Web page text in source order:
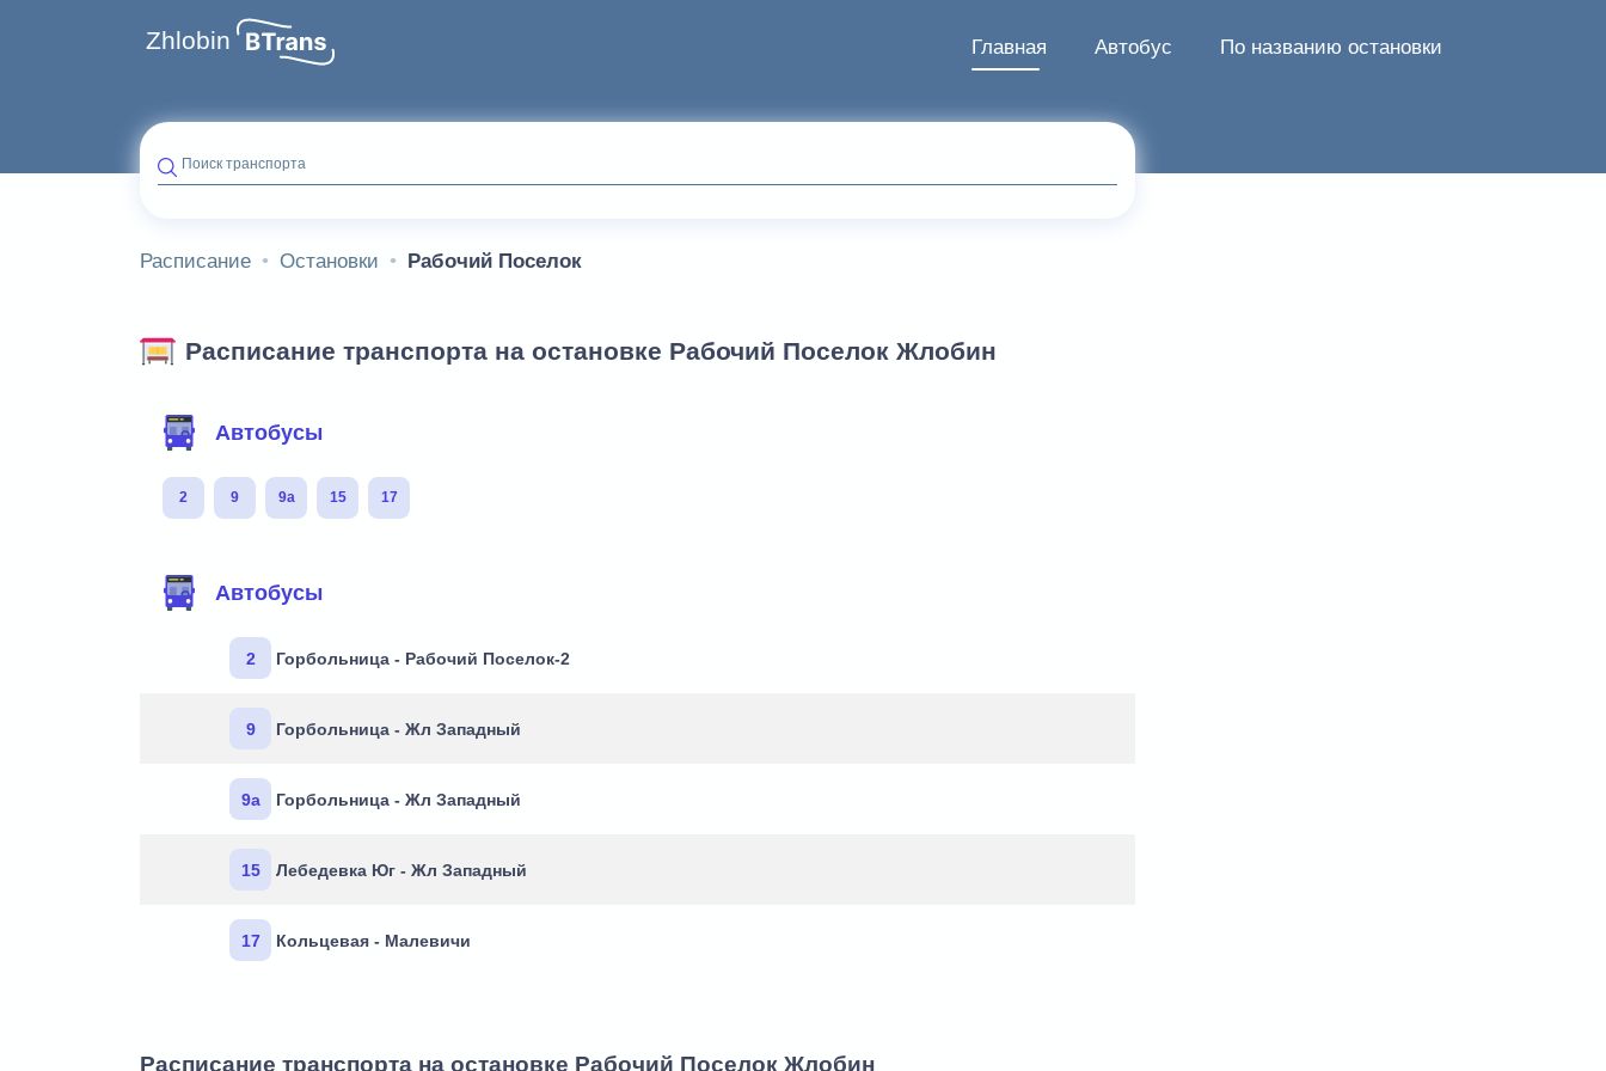
Zhlobin Главная Автобус По названию остановки
Поиск транспорта
Расписание Остановки Рабочий Поселок
Расписание транспорта на остановке Рабочий Поселок Жлобин
Автобусы
2 9 9а 15 17
Автобусы
2 Горбольница - Рабочий Поселок-2
9 Горбольница - Жл Западный
9а Горбольница - Жл Западный
15 Лебедевка Юг - Жл Западный
17 Кольцевая - Малевичи
Расписание транспорта на остановке Рабочий Поселок Жлобин